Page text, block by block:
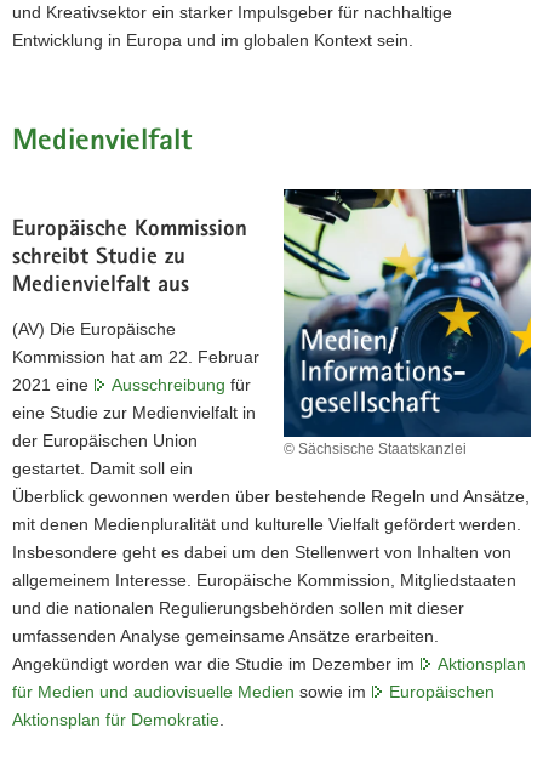
und Kreativsektor ein starker Impulsgeber für nachhaltige
Entwicklung in Europa und im globalen Kontext sein.
Medienvielfalt
© Sächsische Staatskanzlei
Europäische Kommission
schreibt Studie zu
Medienvielfalt aus
(AV) Die Europäische
Kommission hat am 22. Februar
2021 eine
Ausschreibung für
eine Studie zur Medienvielfalt in
der Europäischen Union
gestartet. Damit soll ein
Überblick gewonnen werden über bestehende Regeln und Ansätze,
mit denen Medienpluralität und kulturelle Vielfalt gefördert werden.
Insbesondere geht es dabei um den Stellenwert von Inhalten von
allgemeinem Interesse. Europäische Kommission, Mitgliedstaaten
und die nationalen Regulierungsbehörden sollen mit dieser
umfassenden Analyse gemeinsame Ansätze erarbeiten.
Angekündigt worden war die Studie im Dezember im
Aktionsplan
für Medien und audiovisuelle Medien sowie im
Europäischen
Aktionsplan für Demokratie